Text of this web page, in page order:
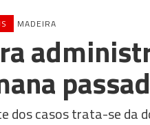
MADEIRA
dos casos trata-se da